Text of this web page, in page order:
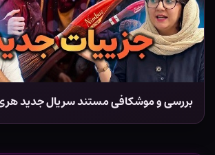
بررسی و موشکافی مستند سریال جدید هری پاتر